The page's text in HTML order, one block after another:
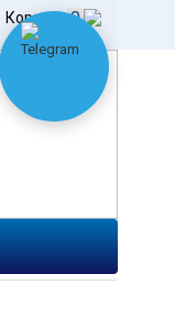
Корзина0